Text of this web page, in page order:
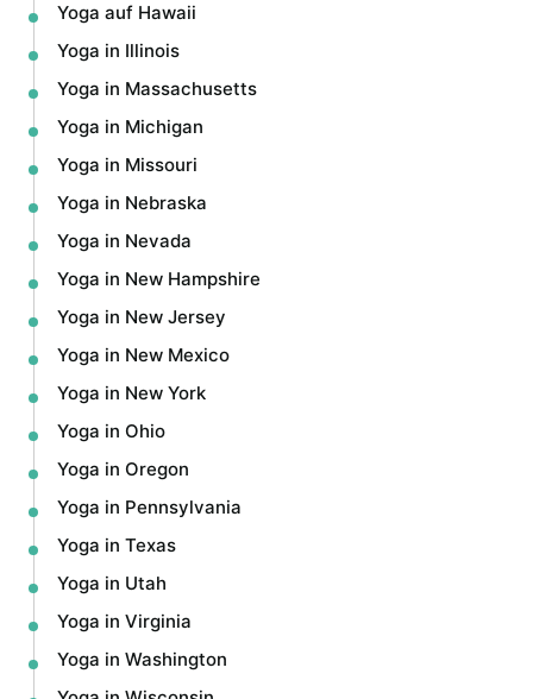
Yoga auf Hawaii
Yoga in Illinois
Yoga in Massachusetts
Yoga in Michigan
Yoga in Missouri
Yoga in Nebraska
Yoga in Nevada
Yoga in New Hampshire
Yoga in New Jersey
Yoga in New Mexico
Yoga in New York
Yoga in Ohio
Yoga in Oregon
Yoga in Pennsylvania
Yoga in Texas
Yoga in Utah
Yoga in Virginia
Yoga in Washington